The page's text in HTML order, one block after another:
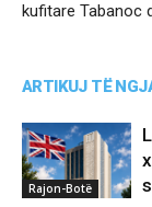
kufitare Tabanoc
ARTIKUJ TË
Rajon-Botë